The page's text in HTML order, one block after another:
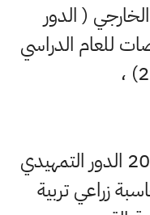
( الدور
للعام الدراسي
جدول الامتحانات المهنية 2021 الدور التمهيدي
زراعي تربية